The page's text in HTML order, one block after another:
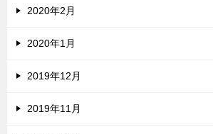
2020年2月
2020年1月
2019年12月
2019年11月